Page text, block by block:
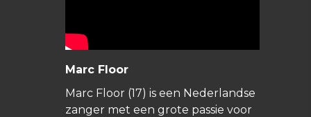
Marc Floor
Marc Floor (17) is een Nederlandse
zanger met een grote passie voor